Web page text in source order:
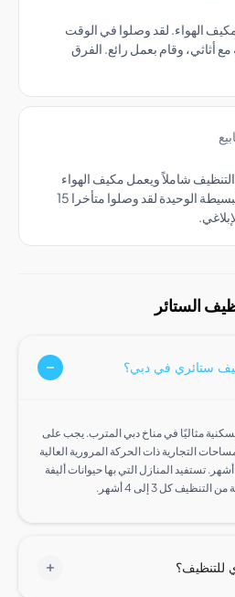
لقد وصلوا في الوقت
بعمل رائع. الفرق
ويعمل مكيف الهواء
بشكل أفضل الآن. القضية البسيطة الوحيدة لقد وصلوا متأخرا 15
في دبي؟
مثاليًا في مناخ دبي المترب. يجب على
ذات الحركة المرورية العالية
3 إلى 6 أشهر. تستفيد المنازل التي بها حيوانات أليفة
أشهر.